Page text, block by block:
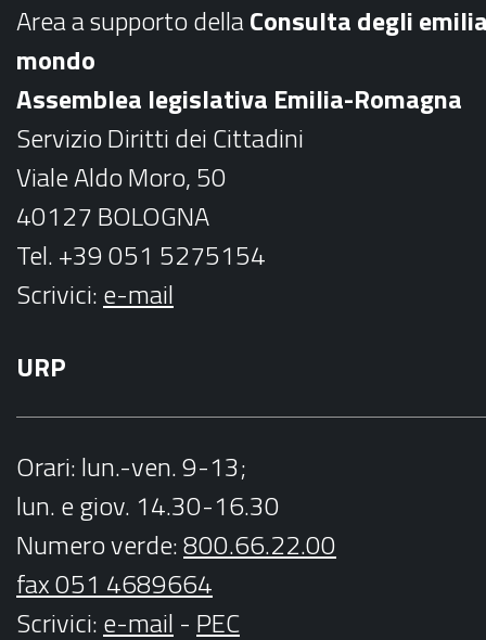
k
a
m
Area a supporto dellaConsulta degli
mondo
Assemblea legislativa Emilia-Romagna
Servizio Diritti dei Cittadini
Viale Aldo Moro, 50
40127 BOLOGNA
Tel. +39 051 5275154
Scrivici:e-mail
URP
Orari: lun.-ven. 9-13;
lun. e giov. 14.30-16.30
Numero verde:800.66.22.00
fax 051 4689664
Scrivici:e-mail - PEC